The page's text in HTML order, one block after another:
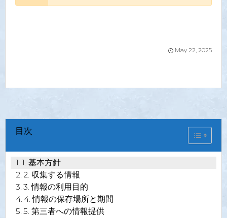
May 22 2025
目次 Toggle
1. 基本方針
2. 収集する情報
3. 情報の利用目的
4. 情報の保存場所と期間
5. 第三者への情報提供